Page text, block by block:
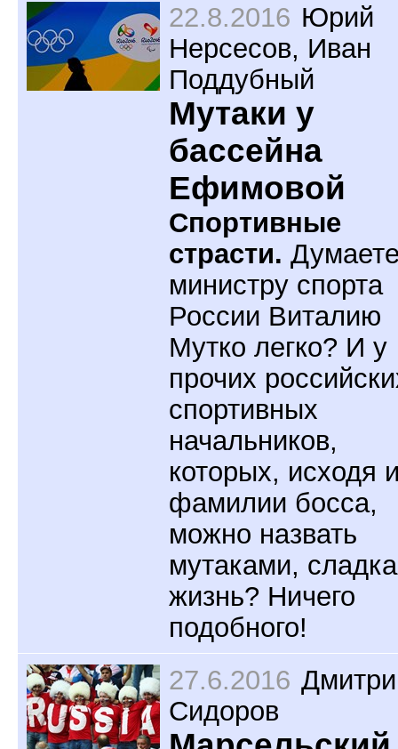
22.8.2016 Юрий
Нерсесов, Иван
Поддубный
Мутаки у
бассейна
Ефимовой
Спортивные
страсти.
министру спорта
России Виталию
Мутко легко? И у
прочих
спортивных
начальников,
которых, исходя
фамилии босса,
можно назвать
мутаками,
жизнь? Ничего
подобного!
27.6.2016
Сидоров